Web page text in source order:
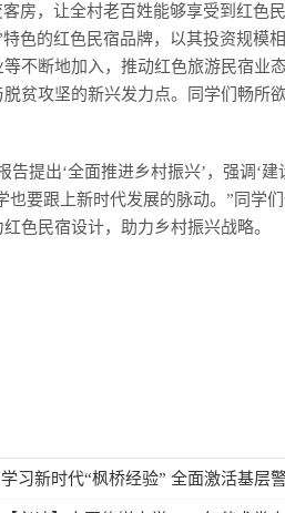
房，让全村老百姓能够享受到红色
色的红色民宿品牌，以其投资规模
不断地加入，推动红色旅游民宿业态
贫攻坚的新兴发力点。同学们畅所
提出‘全面推进乡村振兴’，强调‘
要跟上新时代发展的脉动。”同学
色民宿设计，助力乡村振兴战略。
学习新时代“枫桥经验” 全面激活基层